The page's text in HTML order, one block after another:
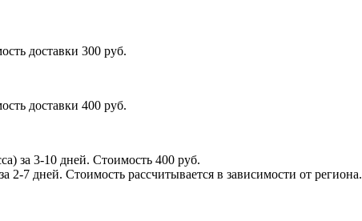
доставки 300 руб.
доставки 400 руб.
за 3-10 дней. Стоимость 400 руб.
7 дней. Стоимость рассчитывается в зависимости от региона.